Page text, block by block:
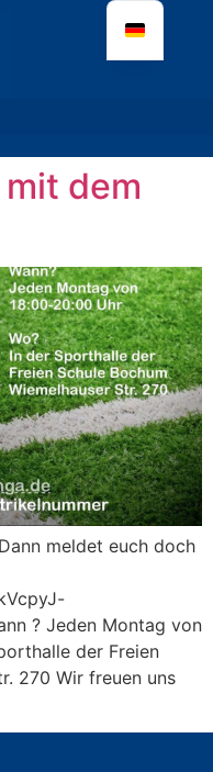
dem
meldet euch doch
? Jeden Montag von
der Freien
270 Wir freuen uns